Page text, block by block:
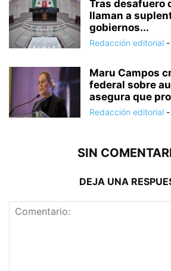
Tras desafuero
llaman a
gobiernos...
Redacción editorial -
Maru Campos
federal sobre
asegura que
Redacción editorial -
SIN
DEJA UNA